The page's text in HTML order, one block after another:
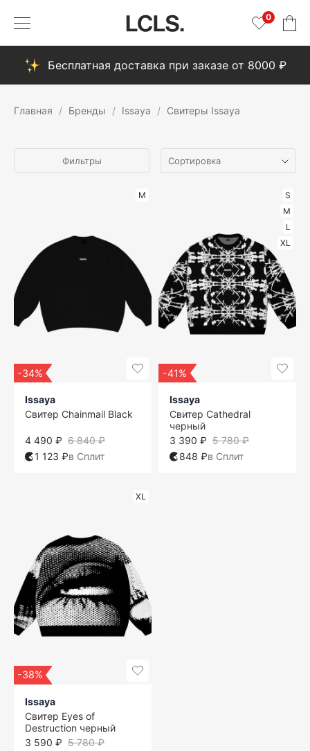
0
Бесплатная доставка при заказе от 8000 ₽
Главная Бренды Issaya Свитеры Issaya
Фильтры
M
-34%
Issaya
Свитер Chainmail Black
6 840 ₽
4 490 ₽
1 123 ₽в Сплит
S
M
L
XL
-41%
Issaya
Свитер Cathedral
черный
5 780 ₽
3 390 ₽
848 ₽в Сплит
XL
-38%
Issaya
Свитер Eyes of
Destruction черный
5 780 ₽
3 590 ₽